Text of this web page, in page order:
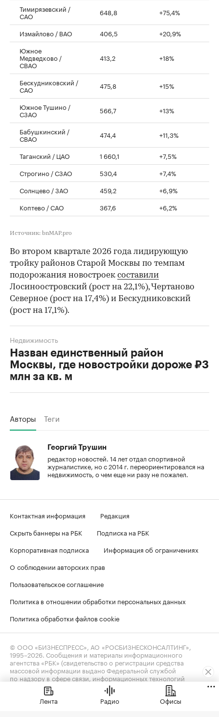
Тимирязевский /
САО 648,8 +75,4%
Измайлово / ВАО 406,5
+20,9%
Южное
Медведково /
СВАО
413,2 +18%
Бескудниковский /
САО 475,8 +15%
Южное Тушино /
СЗАО 566,7 +13%
Бабушкинский /
СВАО 474,4 +11,3%
Таганский / ЦАО 1 660,1
+7,5%
Строгино / СЗАО
530,4
+7,4%
Солнцево / ЗАО
459,2
+6,9%
Коптево / САО
367,6 +6,2%
Источник: bnMAP.pro
Во втором квартале 2026 года лидирующую
тройку районов Старой Москвы по темпам
подорожания новостроек составили
Лосиноостровский (рост на 22,1%), Чертаново
Северное (рост на 17,4%) и Бескудниковский
(рост на 17,1%).
Назван единственный район
Москвы, где новостройки дороже ₽3
млн за кв. м
Недвижимость
Авторы Теги
Георгий Трушин
редактор новостей. 14 лет отдал спортивной
журналистике, но с 2014 г. переориентировался на
недвижимость, о чем еще ни разу не пожалел.
Контактная информация
Редакция
Скрыть баннеры на РБК
Подписка на РБК
Корпоративная подписка
Информация об ограничениях
О соблюдении авторских прав
Пользовательское соглашение
Политика в отношении обработки персональных данных
Политика обработки файлов cookie
© ООО «БИЗНЕСПРЕСС», АО «РОСБИЗНЕСКОНСАЛТИНГ»,
1995–2026. Сообщения и материалы информационного
агентства «РБК» (свидетельство о регистрации средства
массовой информации выдано Федеральной службой
по надзору в сфере связи, информационных технологий
и массовых коммуникаций (Роскомнадзор) 09.12.2015
за номером ИА №ФС77-63848) и сетевого издания «РБК»
(свидетельство о регистрации средства массовой информации
Лента Радио Офисы